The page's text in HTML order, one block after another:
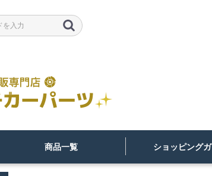
商品一覧 ショッピング